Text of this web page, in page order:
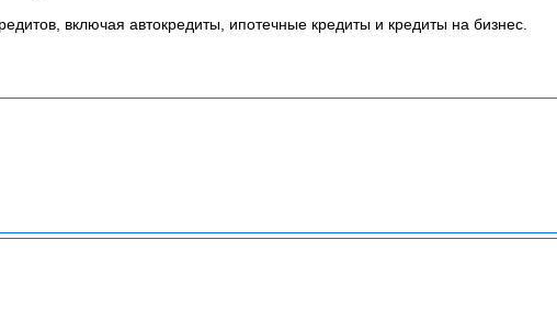
включая автокредиты, ипотечные кредиты и кредиты на бизнес.